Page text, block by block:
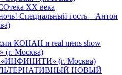
ХХ века
Специальный гость – Антон
КОНАН и real mens show
(г. Москва)
«ИНФИНИТИ» (г. Москва)
НОВЫЙ